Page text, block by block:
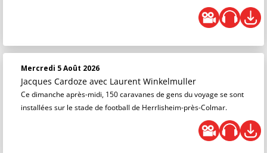
Mercredi 5 Août 2026
Jacques Cardoze avec Laurent Winkelmuller
Ce dimanche après-midi, 150 caravanes de gens du voyage se sont
installées sur le stade de football de Herrlisheim-près-Colmar.